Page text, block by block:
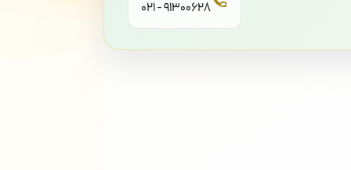
۰۲۱ - ۹۱۳۰۰۶۲۸